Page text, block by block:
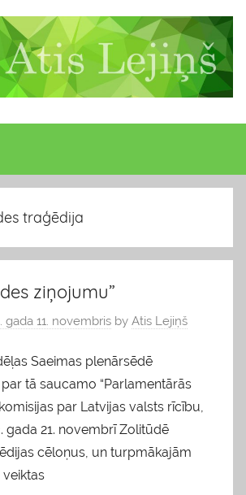
traģēdija
ziņojumu”
gada 11. novembris by Atis Lejiņš
Saeimas plenārsēdē
tā saucamo “Parlamentārās
par Latvijas valsts rīcību,
gada 21. novembrī Zolitūdē
cēloņus, un turpmākajām